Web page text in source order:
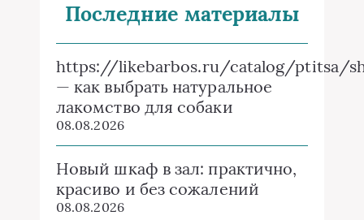
Последние материалы
https://likebarbos.ru/catalog/ptitsa/
— как выбрать натуральное
лакомство для собаки
08.08.2026
Новый шкаф в зал: практично,
красиво и без сожалений
08.08.2026